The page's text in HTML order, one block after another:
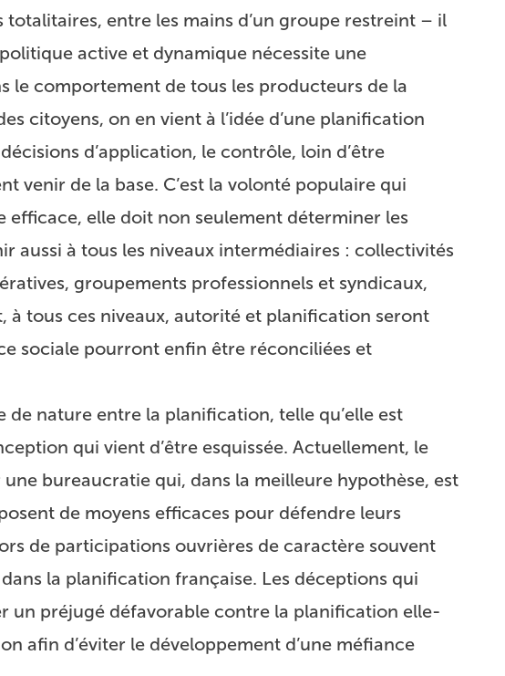
entre les mains d’un groupe restreint – il
active et dynamique nécessite une
le comportement de tous les producteurs de la
citoyens, on en vient à l’idée d’une planification
d’application, le contrôle, loin d’être
venir de la base. C’est la volonté populaire qui
elle doit non seulement déterminer les
aussi à tous les niveaux intermédiaires : collectivités
groupements professionnels et syndicaux,
à tous ces niveaux, autorité et planification seront
sociale pourront enfin être réconciliées et
nature entre la planification, telle qu’elle est
qui vient d’être esquissée. Actuellement, le
bureaucratie qui, dans la meilleure hypothèse, est
de moyens efficaces pour défendre leurs
de participations ouvrières de caractère souvent
la planification française. Les déceptions qui
un préjugé défavorable contre la planification elle-
afin d’éviter le développement d’une méfiance